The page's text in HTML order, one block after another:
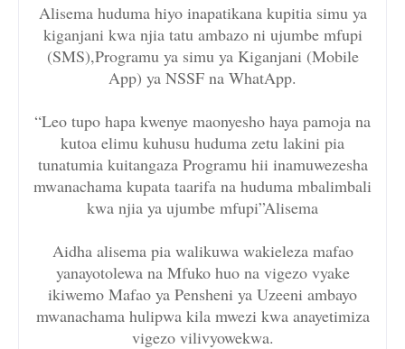
Alisema huduma hiyo inapatikana kupitia simu ya
kiganjani kwa njia tatu ambazo ni ujumbe mfupi
(SMS),Programu ya simu ya Kiganjani (Mobile
App) ya NSSF na WhatApp.
“Leo tupo hapa kwenye maonyesho haya pamoja na
kutoa elimu kuhusu huduma zetu lakini pia
tunatumia kuitangaza Programu hii inamuwezesha
mwanachama kupata taarifa na huduma mbalimbali
kwa njia ya ujumbe mfupi”Alisema
Aidha alisema pia walikuwa wakieleza mafao
yanayotolewa na Mfuko huo na vigezo vyake
ikiwemo Mafao ya Pensheni ya Uzeeni ambayo
mwanachama hulipwa kila mwezi kwa anayetimiza
vigezo vilivyowekwa.